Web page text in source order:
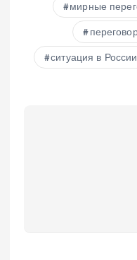
мирные
ситуация в России